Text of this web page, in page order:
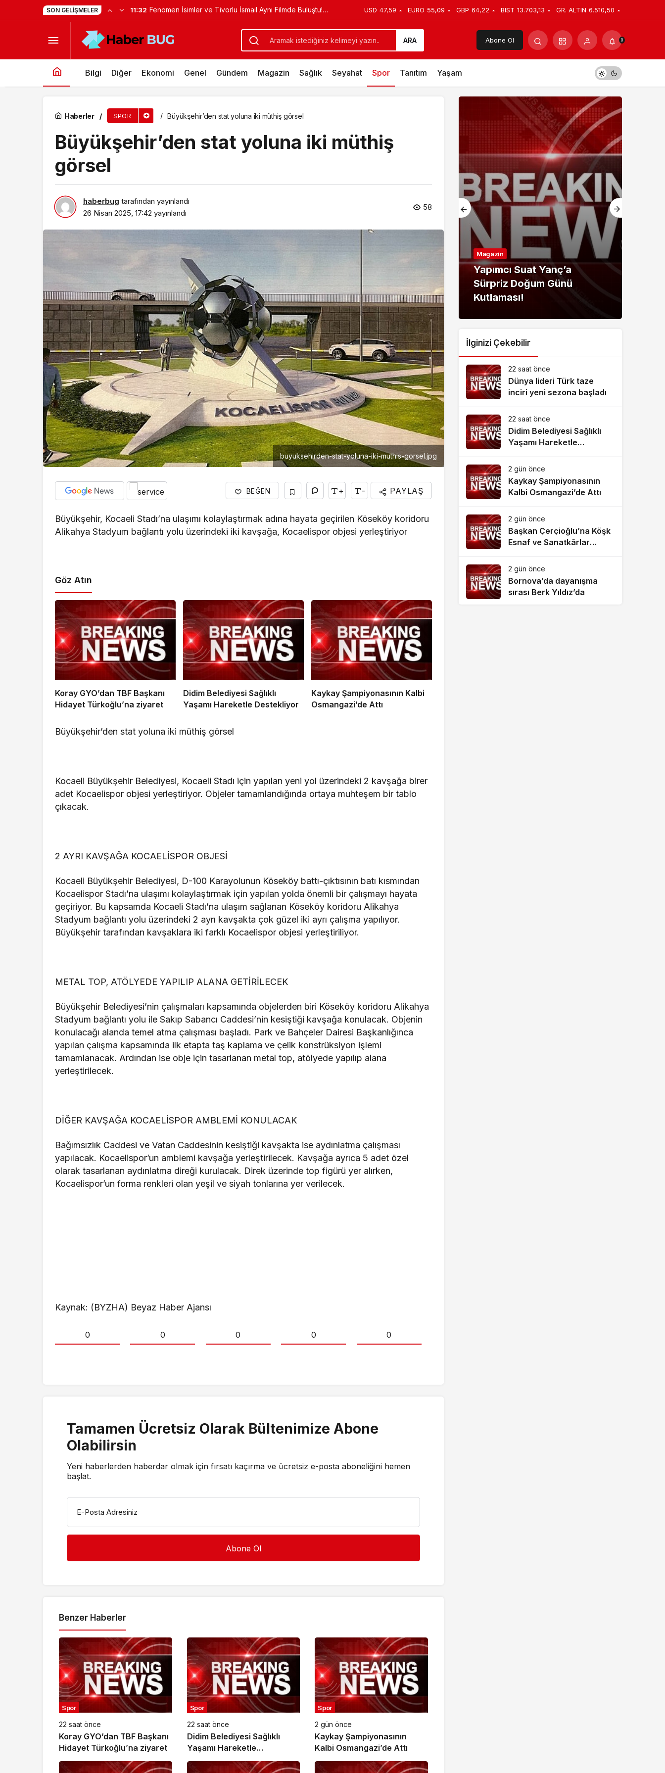
SON GELIŞMELER 11:22 Yapımcı Suat Yanç’a Sürpriz Doğum Günü Kutlaması! USD 47,59 EURO 55,09 GBP 64,22 BIST 13.703,13 GR. ALTIN 6.510,50
ARA Abone Ol 0
Bilgi Diğer Ekonomi Genel Gündem Magazin Sağlık Seyahat Spor Tanıtım Yaşam
Haberler SPOR Büyükşehir’den stat yoluna iki müthiş görsel
Büyükşehir’den stat yoluna iki müthiş
görsel
haberbug tarafından yayınlandı
26 Nisan 2025, 17:42 yayınlandı
58
buyuksehirden-stat-yoluna-iki-muthis-gorsel.jpg
BEĞEN + - PAYLAŞ
Büyükşehir, Kocaeli Stadı’na ulaşımı kolaylaştırmak adına hayata geçirilen Köseköy koridoru
Alikahya Stadyum bağlantı yolu üzerindeki iki kavşağa, Kocaelispor objesi yerleştiriyor
Göz Atın
Koray GYO’dan TBF Başkanı
Hidayet Türkoğlu’na ziyaret
Didim Belediyesi Sağlıklı
Yaşamı Hareketle Destekliyor
Kaykay Şampiyonasının Kalbi
Osmangazi’de Attı
Büyükşehir’den stat yoluna iki müthiş görsel
Kocaeli Büyükşehir Belediyesi, Kocaeli Stadı için yapılan yeni yol üzerindeki 2 kavşağa birer
adet Kocaelispor objesi yerleştiriyor. Objeler tamamlandığında ortaya muhteşem bir tablo
çıkacak.
2 AYRI KAVŞAĞA KOCAELİSPOR OBJESİ
Kocaeli Büyükşehir Belediyesi, D-100 Karayolunun Köseköy battı-çıktısının batı kısmından
Kocaelispor Stadı’na ulaşımı kolaylaştırmak için yapılan yolda önemli bir çalışmayı hayata
geçiriyor. Bu kapsamda Kocaeli Stadı’na ulaşım sağlanan Köseköy koridoru Alikahya
Stadyum bağlantı yolu üzerindeki 2 ayrı kavşakta çok güzel iki ayrı çalışma yapılıyor.
Büyükşehir tarafından kavşaklara iki farklı Kocaelispor objesi yerleştiriliyor.
METAL TOP, ATÖLYEDE YAPILIP ALANA GETİRİLECEK
Büyükşehir Belediyesi’nin çalışmaları kapsamında objelerden biri Köseköy koridoru Alikahya
Stadyum bağlantı yolu ile Sakıp Sabancı Caddesi’nin kesiştiği kavşağa konulacak. Objenin
konulacağı alanda temel atma çalışması başladı. Park ve Bahçeler Dairesi Başkanlığınca
yapılan çalışma kapsamında ilk etapta taş kaplama ve çelik konstrüksiyon işlemi
tamamlanacak. Ardından ise obje için tasarlanan metal top, atölyede yapılıp alana
yerleştirilecek.
DİĞER KAVŞAĞA KOCAELİSPOR AMBLEMİ KONULACAK
Bağımsızlık Caddesi ve Vatan Caddesinin kesiştiği kavşakta ise aydınlatma çalışması
yapılacak. Kocaelispor’un amblemi kavşağa yerleştirilecek. Kavşağa ayrıca 5 adet özel
olarak tasarlanan aydınlatma direği kurulacak. Direk üzerinde top figürü yer alırken,
Kocaelispor’un forma renkleri olan yeşil ve siyah tonlarına yer verilecek.
Kaynak: (BYZHA) Beyaz Haber Ajansı
0 0 0 0 0
Tamamen Ücretsiz Olarak Bültenimize Abone
Olabilirsin
Yeni haberlerden haberdar olmak için fırsatı kaçırma ve ücretsiz e-posta aboneliğini hemen
başlat.
E-Posta Adresiniz
Benzer Haberler
Spor
22 saat önce
Koray GYO’dan TBF Başkanı
Hidayet Türkoğlu’na ziyaret
Spor
22 saat önce
Didim Belediyesi Sağlıklı
Yaşamı Hareketle
Destekliyor
Spor
2 gün önce
Kaykay Şampiyonasının
Kalbi Osmangazi’de Attı
Sağlık
DEÜ Hastanesinde Büyük
Dönüşüm
Fenomen İsimler ve Tivorlu
İsmail Aynı Filmde Buluştu!
‘Kozalak Devri’ 7
Ağustos’ta Vizyonda
Magazin
Yapımcı Suat Yanç’a
Sürpriz Doğum Günü
Kutlaması!
İlginizi Çekebilir
22 saat önce
Dünya lideri Türk taze
inciri yeni sezona başladı
22 saat önce
Didim Belediyesi Sağlıklı
Yaşamı Hareketle
2 gün önce
Kaykay Şampiyonasının
Kalbi Osmangazi’de Attı
2 gün önce
Başkan Çerçioğlu’na Köşk
Esnaf ve Sanatkârlar
2 gün önce
Bornova’da dayanışma
sırası Berk Yıldız’da
Namağlup Şampiyon Aliağaspor FK 2.Ligde